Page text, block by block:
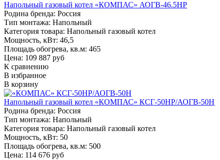
Напольный газовый котел «КОМПАС» АОГВ-46.5НР
Родина бренда: Россия
Тип монтажа: Напольный
Категория товара: Напольный газовый котел
Мощность, кВт: 46,5
Площадь обогрева, кв.м: 465
Цена: 109 887 руб
К сравнению
В избранное
В корзину
Напольный газовый котел «КОМПАС» КСГ-50НР/АОГВ-50Н
Родина бренда: Россия
Тип монтажа: Напольный
Категория товара: Напольный газовый котел
Мощность, кВт: 50
Площадь обогрева, кв.м: 500
Цена: 114 676 руб